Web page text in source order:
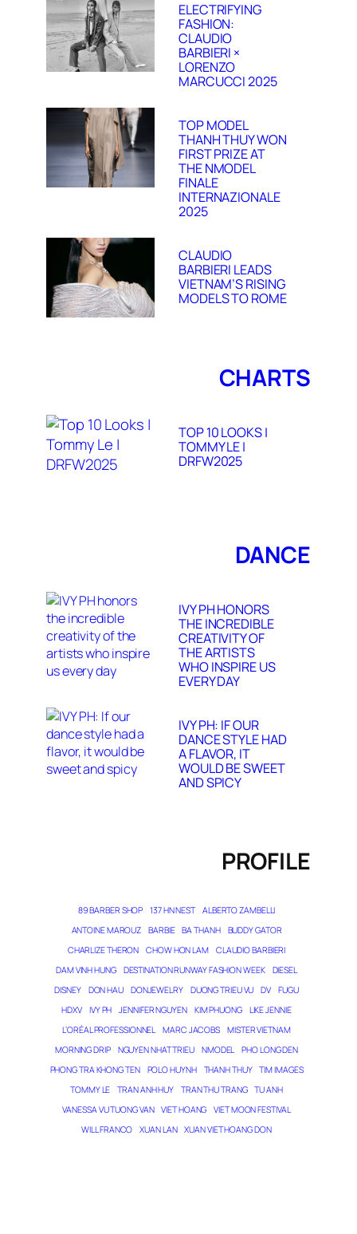
ELECTRIFYING
FASHION:
CLAUDIO
BARBIERI ×
LORENZO
MARCUCCI 2025
TOP MODEL
THANH THUY WON
FIRST PRIZE AT
THE NMODEL
FINALE
INTERNAZIONALE
2025
CLAUDIO
BARBIERI LEADS
VIETNAM’S RISING
MODELS TO ROME
CHARTS
TOP 10 LOOKS |
TOMMY LE |
DRFW2025
DANCE
IVY PH HONORS
THE INCREDIBLE
CREATIVITY OF
THE ARTISTS
WHO INSPIRE US
EVERY DAY
IVY PH: IF OUR
DANCE STYLE HAD
A FLAVOR, IT
WOULD BE SWEET
AND SPICY
PROFILE
89 BARBER SHOP 137 HN NEST
ALBERTO ZAMBELLI
ANTOINE MAROUZ
BARBIE BA THANH
BUDDY GATOR
CHARLIZE THERON
CHOW HON LAM
CLAUDIO BARBIERI
DAM VINH HUNG
DESTINATION RUNWAY FASHION WEEK
DIESEL
DISNEY
DON HAU DONJEWELRY DUONG TRIEU VU DV
FUGU
HDXV
IVY PH JENNIFER NGUYEN KIM PHUONG
LIKE JENNIE
L’ORÉAL PROFESSIONNEL
MARC JACOBS
MISTER VIETNAM
MORNING DRIP
NGUYEN NHAT TRIEU NMODEL
PHO LONG DEN
PHONG TRA KHONG TEN
POLO HUYNH THANH THUY
TIM IMAGES
TOMMY LE
TRAN ANH HUY TRAN THU TRANG
TU ANH
VANESSA VU TUONG VAN
VIET HOANG
VIET MOON FESTIVAL
WILL FRANCO
XUAN LAN XUAN VIET HOANG DON